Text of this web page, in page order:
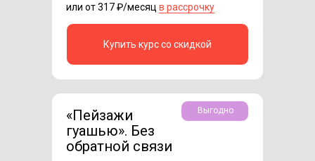
или от 317 ₽/месяц в рассрочку
Купить курс со скидкой
«Пейзажи
гуашью». Без
обратной связи
Выгодно